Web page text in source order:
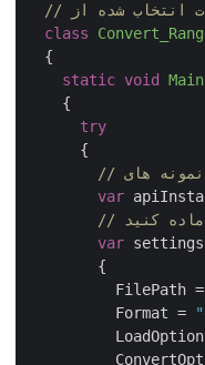
class
  {
static void Main
    {
try
      {
var
کنید
var
        {
          FilePath =
          Format =